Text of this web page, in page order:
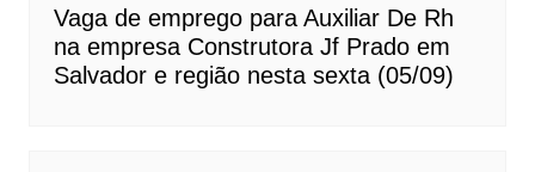
Vaga de emprego para Auxiliar De Rh
na empresa Construtora Jf Prado em
Salvador e região nesta sexta (05/09)